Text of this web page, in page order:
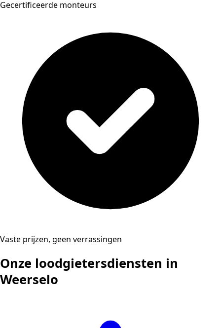
Gecertificeerde monteurs
Vaste prijzen, geen verrassingen
Onze loodgietersdiensten in
Weerselo